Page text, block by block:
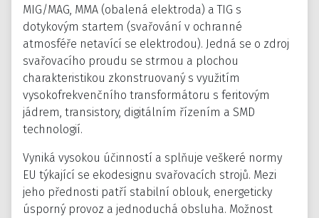
MIG/MAG, MMA (obalená elektroda) a TIG s
dotykovým startem (svařování v ochranné
atmosféře netavící se elektrodou). Jedná se o zdroj
svařovacího proudu se strmou a plochou
charakteristikou zkonstruovaný s využitím
vysokofrekvenčního transformátoru s feritovým
jádrem, transistory, digitálním řízením a SMD
technologií.
Vyniká vysokou účinností a splňuje veškeré normy
EU týkající se ekodesignu svařovacích strojů. Mezi
jeho přednosti patří stabilní oblouk, energeticky
úsporný provoz a jednoduchá obsluha. Možnost